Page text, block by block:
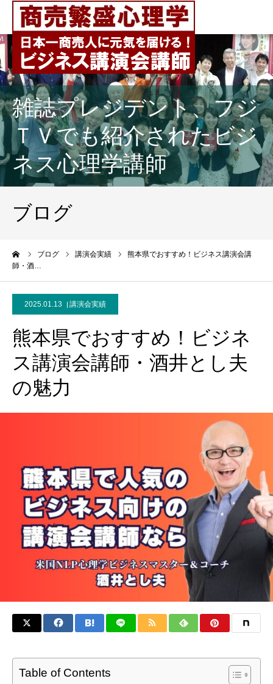
雑誌プレジデント、フジ
ＴＶでも紹介されたビジ
ネス心理学講師
ブログ
ブログ 講演会実績
熊本県でおすすめ！ビジネス講演会講
師・酒…
2025.01.13 講演会実績
熊本県でおすすめ！ビジネ
ス講演会講師・酒井とし夫
の魅力
Table of Contents